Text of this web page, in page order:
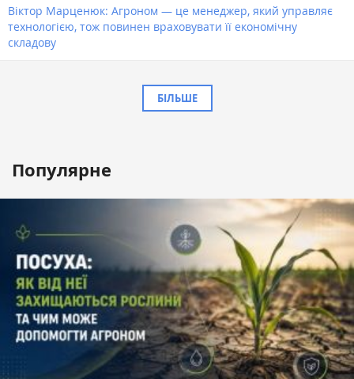
Віктор Марценюк: Агроном — це менеджер, який управляє
технологією, тож повинен враховувати її економічну
складову
БІЛЬШЕ
Популярне